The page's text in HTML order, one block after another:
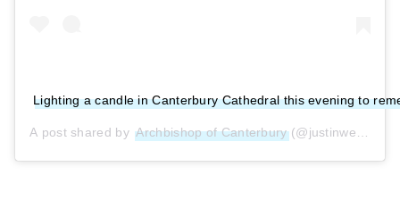
Lighting a candle in Canterbury Cathedral this evening to
A post shared by Archbishop of Canterbury(@justinwelby) on